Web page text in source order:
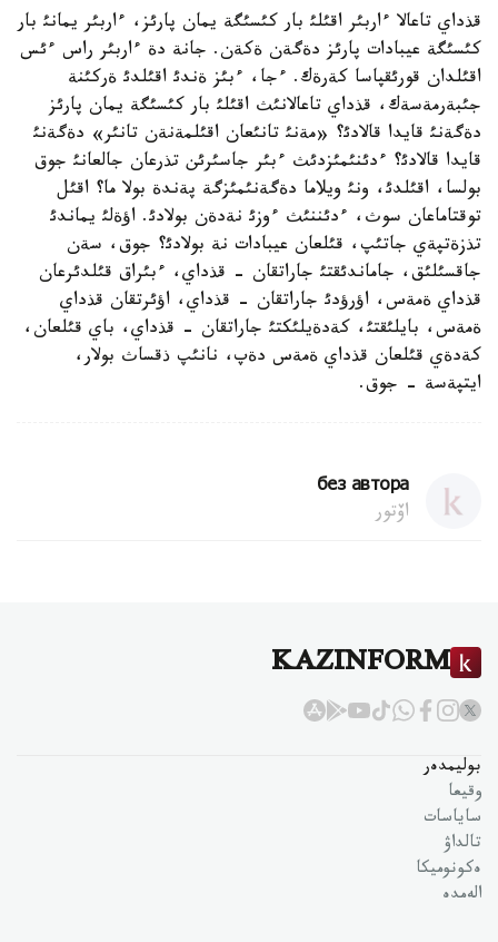
قذداي تاعالا ءاربئر اقئلئ بار كئسئگة يمان پارئز، ءاربئر يمانئ بار
كئسئگة عيبادات پارئز دةگةن ةكةن. جانة دة ءاربئر راس ءئس
اقئلدان قورئقپاسا كةرةك. ءجا، ءبئز ةندئ اقئلدئ ةركئنة
جئبةرمةسةك، قذداي تاعالانئث اقئلئ بار كئسئگة يمان پارئز
دةگةنئ قايدا قالادئ؟ «مةنئ تانئعان اقئلمةنةن تانئر» دةگةنئ
قايدا قالادئ؟ ءدئنئمئزدئث ءبئر جاسئرئن تذرعان جالعانئ جوق
بولسا، اقئلدئ، ونئ ويلاما دةگةنئمئزگة پةندة بولا ما؟ اقئل
توقتاماعان سوث، ءدئننئث ءوزئ نةدةن بولادئ. اؤةلئ يماندئ
تذزةتپةي جاتئپ، قئلعان عيبادات نة بولادئ؟ جوق، سةن
جاقسئلئق، جاماندئقتئ جاراتقان - قذداي، ءبئراق قئلدئرعان
قذداي ةمةس، اؤرؤدئ جاراتقان - قذداي، اؤئرتقان قذداي
ةمةس، بايلئقتئ، كةدةيلئكتئ جاراتقان - قذداي، باي قئلعان،
كةدةي قئلعان قذداي ةمةس دةپ، نانئپ ذقساث بولار،
ايتپةسة - جوق.
без автора
اۆتور
KAZINFORM
بوليمدەر
وقيعا
ساياسات
تالداۋ
ەكونوميكا
الەمدە